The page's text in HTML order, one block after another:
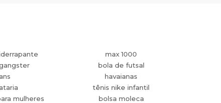
mulheres
max 1000
bola de futsal
havaianas
tênis nike infantil
bolsa moleca